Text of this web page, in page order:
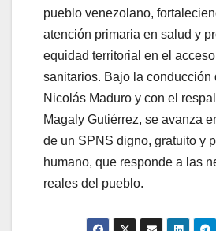
pueblo venezolano,
atención primaria en salud y
equidad territorial en el
sanitarios. Bajo la conducción
Nicolás Maduro y con el
Magaly Gutiérrez, se avanza
de un SPNS digno, gratuito y
humano, que responde a las
reales del pueblo.